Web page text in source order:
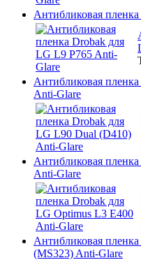
Антибликовая
Антибликовая
Anti-Glare
Антибликовая
Anti-Glare
Антибликовая
(MS323) Anti-Glare